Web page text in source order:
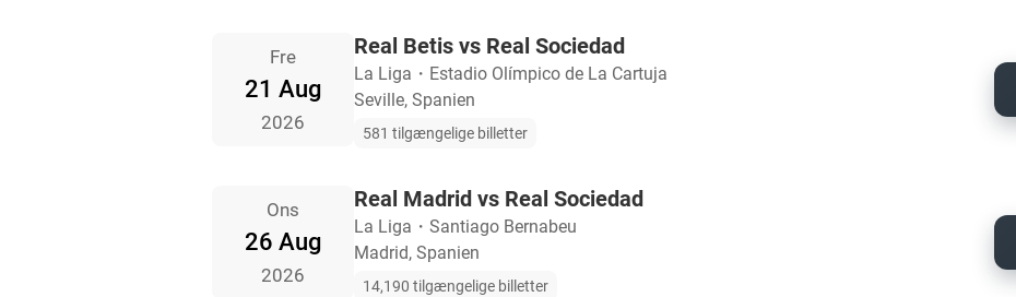
Fre
21 Aug
2026
Real Betis vs Real Sociedad
La Liga ・ Estadio Olímpico de La Cartuja
Seville, Spanien
581 tilgængelige billetter
Ons
26 Aug
2026
Real Madrid vs Real Sociedad
La Liga ・ Santiago Bernabeu
Madrid, Spanien
14,190 tilgængelige billetter